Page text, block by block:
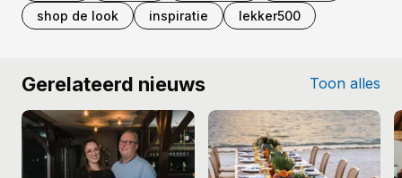
shop de look
inspiratie lekker500
Gerelateerd nieuws Toon alles